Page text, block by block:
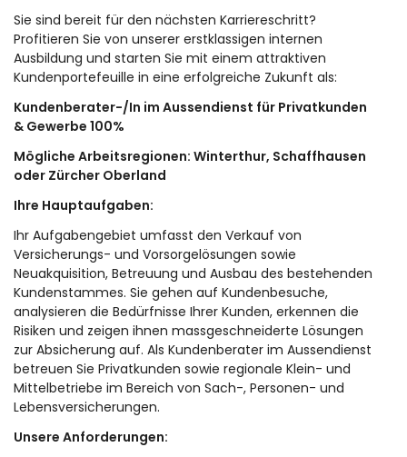
Sie sind bereit für den nächsten Karriereschritt?
Profitieren Sie von unserer erstklassigen internen
Ausbildung und starten Sie mit einem attraktiven
Kundenportefeuille in eine erfolgreiche Zukunft als:
Kundenberater-/In im Aussendienst für Privatkunden
& Gewerbe 100%
Mögliche Arbeitsregionen: Winterthur, Schaffhausen
oder Zürcher Oberland
Ihre Hauptaufgaben:
Ihr Aufgabengebiet umfasst den Verkauf von
Versicherungs- und Vorsorgelösungen sowie
Neuakquisition, Betreuung und Ausbau des bestehenden
Kundenstammes. Sie gehen auf Kundenbesuche,
analysieren die Bedürfnisse Ihrer Kunden, erkennen die
Risiken und zeigen ihnen massgeschneiderte Lösungen
zur Absicherung auf. Als Kundenberater im Aussendienst
betreuen Sie Privatkunden sowie regionale Klein- und
Mittelbetriebe im Bereich von Sach-, Personen- und
Lebensversicherungen.
Unsere Anforderungen: